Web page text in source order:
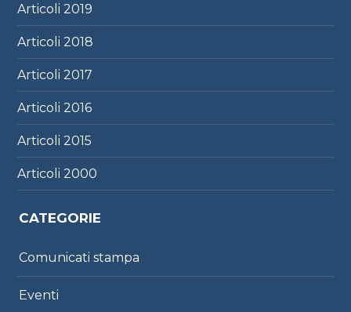
Articoli2019
Articoli2018
Articoli2017
Articoli2016
Articoli2015
Articoli2000
CATEGORIE
Comunicati stampa
Eventi